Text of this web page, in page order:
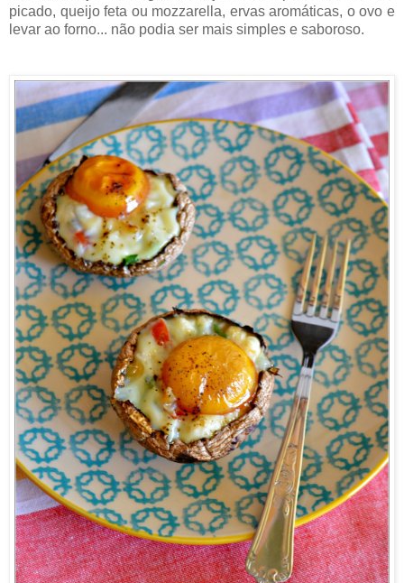
picado, queijo feta ou mozzarella, ervas aromáticas, o ovo e
levar ao forno... não podia ser mais simples e saboroso.